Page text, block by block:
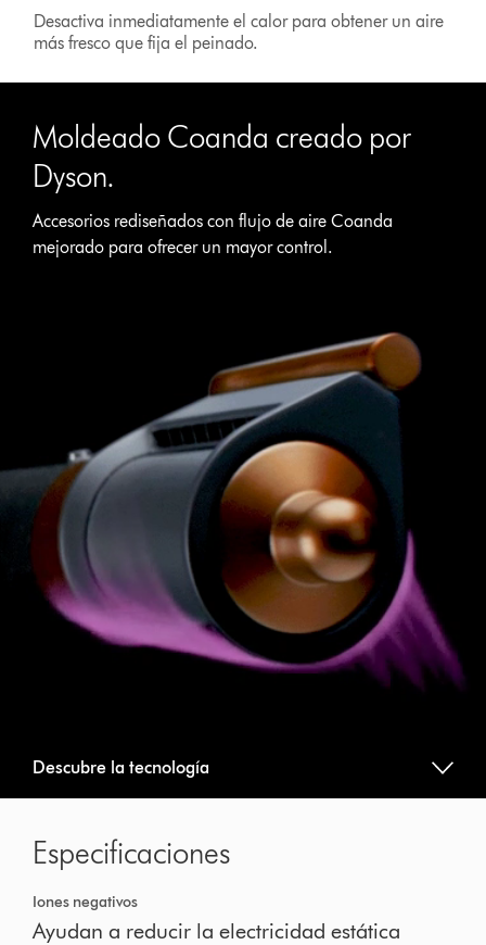
Desactiva inmediatamente el calor para obtener un aire
más fresco que fija el peinado.
Moldeado Coanda creado por
Dyson.
Accesorios rediseñados con flujo de aire Coanda
mejorado para ofrecer un mayor control.
Descubre la tecnología
Especificaciones
Iones negativos
Ayudan a reducir la electricidad estática